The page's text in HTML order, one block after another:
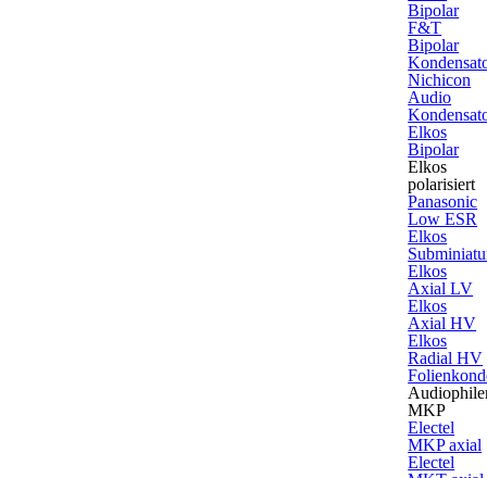
Bipolar
F&T
Bipolar
Nichicon
Audio
Elkos
Bipolar
Elkos
polarisiert
Panasonic
Low ESR
Elkos
Elkos
Axial LV
Elkos
Axial HV
Elkos
Radial HV
MKP
Electel
MKP axial
Electel